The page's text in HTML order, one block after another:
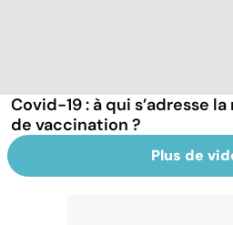
Covid-19 : à qui s’adresse
de vaccination ?
Plus de